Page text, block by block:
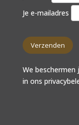
Je e-mailadres
We
in ons